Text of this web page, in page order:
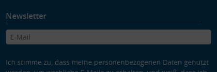
Newsletter
Ich stimme zu, dass meine personenbezogenen Daten genutzt